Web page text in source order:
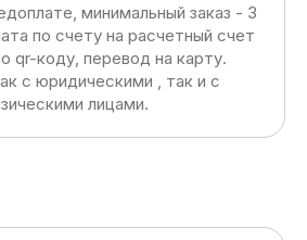
минимальный заказ - 3
по счету на расчетный счет
qr-коду, перевод на карту.
с юридическими , так и с
лицами.